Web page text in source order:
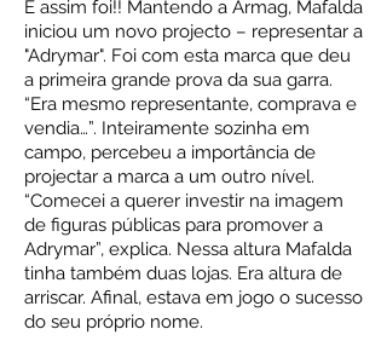
E assim foi!! Mantendo a Armag, Mafalda
iniciou um novo projecto – representar a
"Adrymar". Foi com esta marca que deu
a primeira grande prova da sua garra.
“Era mesmo representante, comprava e
vendia…”. Inteiramente sozinha em
campo, percebeu a importância de
projectar a marca a um outro nível.
“Comecei a querer investir na imagem
de figuras públicas para promover a
Adrymar”, explica. Nessa altura Mafalda
tinha também duas lojas. Era altura de
arriscar. Afinal, estava em jogo o sucesso
do seu próprio nome.